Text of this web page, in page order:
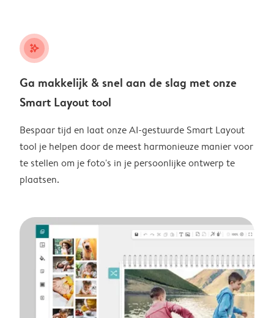
stars_plus
Ga makkelijk & snel aan de slag met onze
Smart Layout tool
Bespaar tijd en laat onze AI-gestuurde Smart Layout
tool je helpen door de meest harmonieuze manier voor
te stellen om je foto's in je persoonlijke ontwerp te
plaatsen.